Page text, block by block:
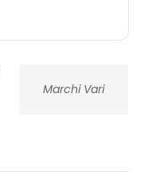
Marchi Vari